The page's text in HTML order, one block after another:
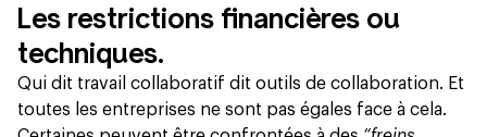
Les restrictions financières ou
techniques.
Qui dit travail collaboratif dit outils de collaboration. Et
toutes les entreprises ne sont pas égales face à cela.